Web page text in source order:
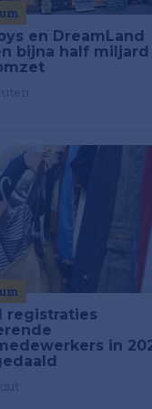
en DreamLand
bijna half miljard
registraties
in